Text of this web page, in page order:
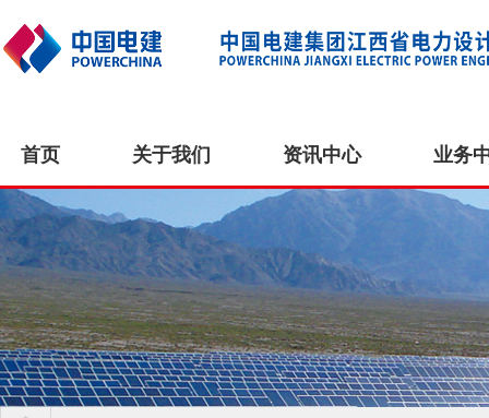
首页 关于我们 资讯中心 业务